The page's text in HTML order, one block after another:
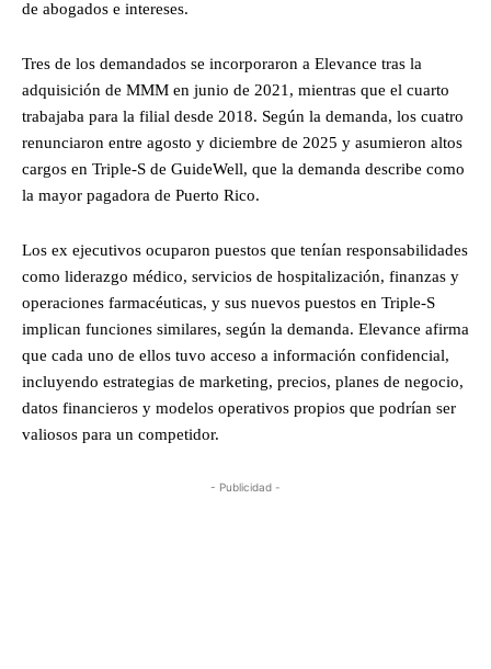
de abogados e intereses.
Tres de los demandados se incorporaron a Elevance tras la
adquisición de MMM en junio de 2021, mientras que el cuarto
trabajaba para la filial desde 2018. Según la demanda, los cuatro
renunciaron entre agosto y diciembre de 2025 y asumieron altos
cargos en Triple-S de GuideWell, que la demanda describe como
la mayor pagadora de Puerto Rico.
Los ex ejecutivos ocuparon puestos que tenían responsabilidades
como liderazgo médico, servicios de hospitalización, finanzas y
operaciones farmacéuticas, y sus nuevos puestos en Triple-S
implican funciones similares, según la demanda. Elevance afirma
que cada uno de ellos tuvo acceso a información confidencial,
incluyendo estrategias de marketing, precios, planes de negocio,
datos financieros y modelos operativos propios que podrían ser
valiosos para un competidor.
- Publicidad -